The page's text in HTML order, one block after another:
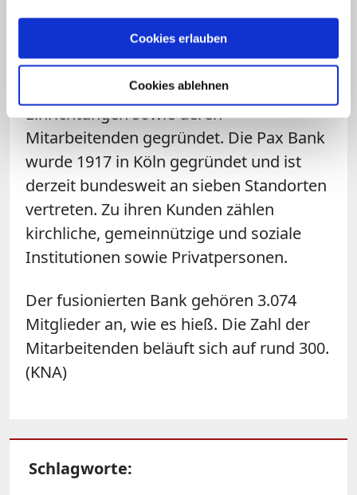
Cookies erlauben
Cookies ablehnen
Die Bank für Kirche und Caritas wurde
1972 im Erzbistum Paderborn als
Selbsthilfeeinrichtung für
Kirchengemeinden, kirchlich-karitative
Einrichtungen sowie deren
Mitarbeitenden gegründet. Die Pax Bank
wurde 1917 in Köln gegründet und ist
derzeit bundesweit an sieben Standorten
vertreten. Zu ihren Kunden zählen
kirchliche, gemeinnützige und soziale
Institutionen sowie Privatpersonen.
Der fusionierten Bank gehören 3.074
Mitglieder an, wie es hieß. Die Zahl der
Mitarbeitenden beläuft sich auf rund 300.
(KNA)
Schlagworte: